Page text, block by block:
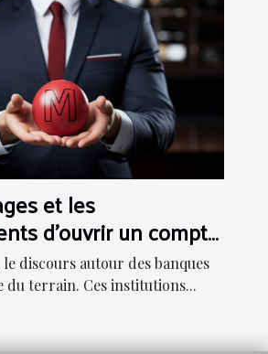
et les
d'ouvrir un compte
éthique
discours autour des banques
du terrain. Ces institutions...